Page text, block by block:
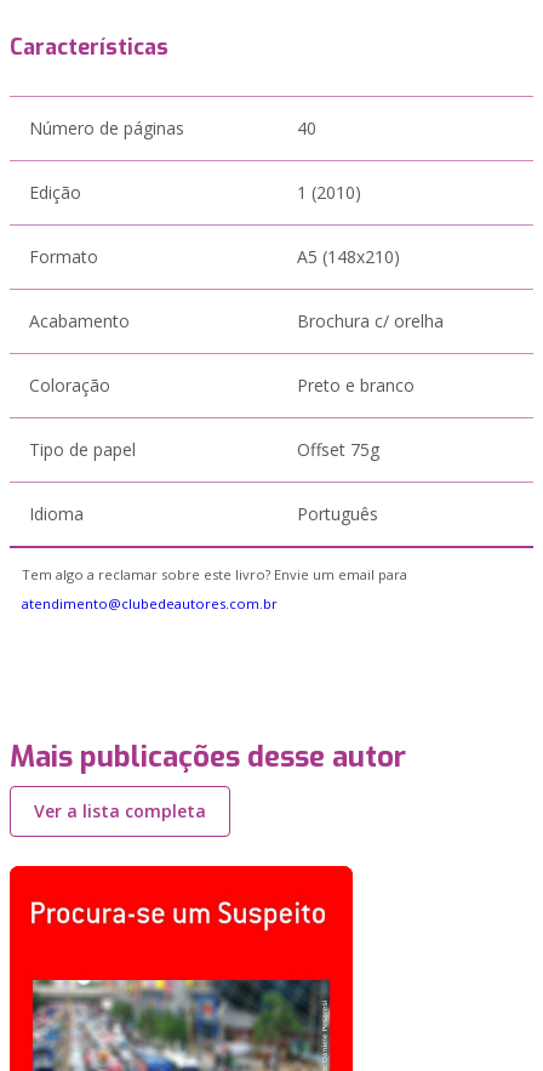
Características
Número de páginas 40
Edição 1 (2010)
Formato A5 (148x210)
Acabamento Brochura c/ orelha
Coloração Preto e branco
Tipo de papel Offset 75g
Idioma Português
Tem algo a reclamar sobre este livro? Envie um email para
atendimento@clubedeautores.com.br
Mais publicações desse autor
Ver a lista completa